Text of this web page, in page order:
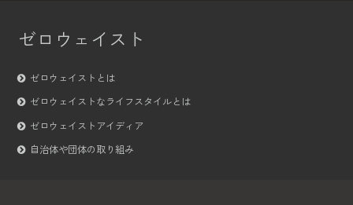
ゼロウェイスト
ゼロウェイストとは
ゼロウェイストなライフスタイルとは
ゼロウェイストアイディア
自治体や団体の取り組み